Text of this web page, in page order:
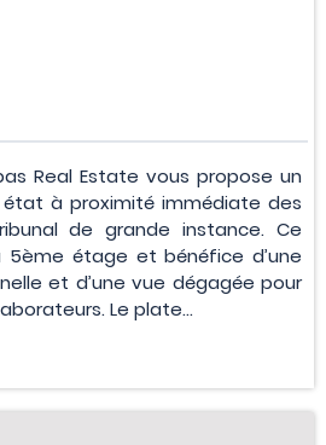
Real Estate vous propose un
à proximité immédiate des
de grande instance. Ce
étage et bénéfice d’une
et d’une vue dégagée pour
Le plate...